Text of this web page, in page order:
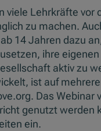
viele Lehrkräfte vor
zu machen.
14 Jahren dazu
ihre
aktiv zu
ist auf
Das Webinar
genutzt werden
ein.